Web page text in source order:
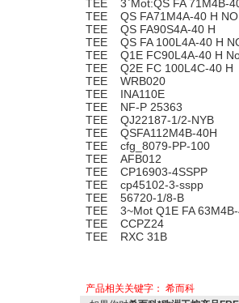
TEE 3`Mot:QS FA 71M4B-
TEE QS FA71M4A-40 H
TEE QS FA90S4A-40 H
TEE QS FA 100L4A-40 H
TEE Q1E FC90L4A-40 H
TEE Q2E FC 100L4C-40 H
TEE WRB020
TEE INA110E
TEE NF-P 25363
TEE QJ22187-1/2-NYB
TEE QSFA112M4B-40H
TEE cfg_8079-PP-100
TEE AFB012
TEE CP16903-4SSPP
TEE cp45102-3-sspp
TEE 56720-1/8-B
TEE 3~Mot Q1E FA
TEE CCPZ24
TEE RXC 31B
产品相关关键字： 希而科